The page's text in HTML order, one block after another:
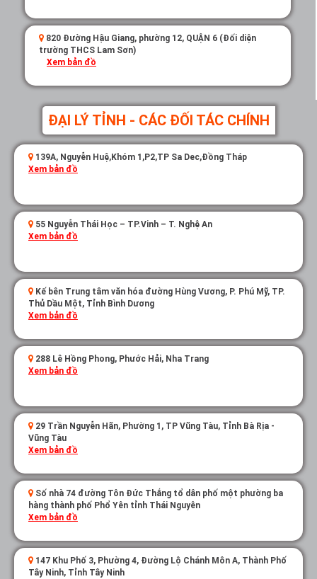
820 Đường Hậu Giang, phường 12, QUẬN 6 (Đối diện
trường THCS Lam Sơn)
Xem bản đồ
ĐẠI LÝ TỈNH - CÁC ĐỐI TÁC CHÍNH
139A, Nguyễn Huệ,Khóm 1,P2,TP Sa Dec,Đồng Tháp
Xem bản đồ
55 Nguyễn Thái Học – TP.Vinh – T. Nghệ An
Xem bản đồ
Kế bên Trung tâm văn hóa đường Hùng Vương, P. Phú Mỹ, TP.
Thủ Dầu Một, Tỉnh Bình Dương
Xem bản đồ
288 Lê Hồng Phong, Phước Hải, Nha Trang
Xem bản đồ
29 Trần Nguyễn Hãn, Phường 1, TP Vũng Tàu, Tỉnh Bà Rịa -
Vũng Tàu
Xem bản đồ
Số nhà 74 đường Tôn Đức Thắng tổ dân phố một phường ba
hàng thành phố Phổ Yên tỉnh Thái Nguyên
Xem bản đồ
147 Khu Phố 3, Phường 4, Đường Lộ Chánh Môn A, Thành Phố
Tây Ninh, Tỉnh Tây Ninh